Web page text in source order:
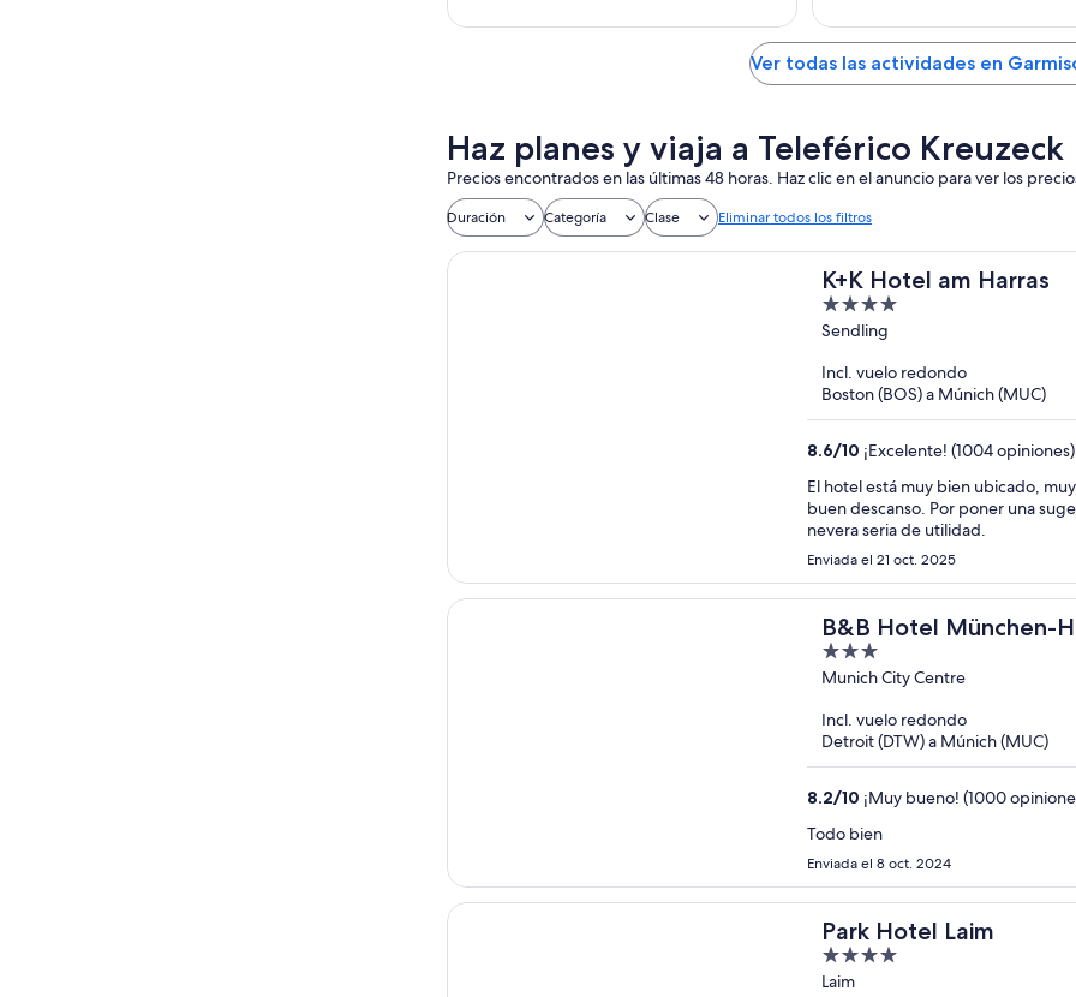
Ver todas las actividades en
Haz planes y viaja a Teleférico Kreuzeck
Precios encontrados en las últimas 48 horas. Haz clic en el anuncio para ver los
Duración Categoría Clase Eliminar todos los filtros
K+K Hotel am Harras
4
out
5
Sendling
Incl. vuelo redondo
Boston (BOS) a Múnich (MUC)
8.6/10 ¡Excelente! (1004 opiniones)
El hotel está muy bien ubicado, muy
buen descanso. Por poner una
nevera seria de utilidad.
Enviada el 21 oct. 2025
B&B Hotel München-
3
out
5
Munich City Centre
Incl. vuelo redondo
Detroit (DTW) a Múnich (MUC)
8.2/10 ¡Muy bueno! (1000
Todo bien
Enviada el 8 oct. 2024
Park Hotel Laim
4
out
Laim